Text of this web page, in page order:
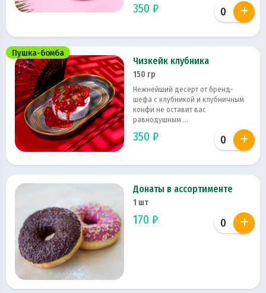
350 ₽
Пушка-бомба
Чизкейк клубника
150 гр
Нежнейший десерт от бренд-
шефа с клубникой и клубничным
конфи не оставит вас
равнодушным ...
350 ₽
Донаты в ассортименте
1 шт
170 ₽